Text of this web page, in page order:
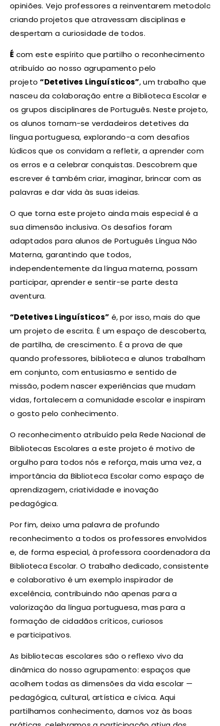
opiniões. Vejo professores a reinventarem
criando projetos que atravessam disciplinas e
despertam a curiosidade de todos.
É com este espírito que partilho o reconhecimento
atribuído ao nosso agrupamento pelo
projeto“Detetives Linguísticos”, um trabalho que
nasceu da colaboração entre a Biblioteca Escolar e
os grupos disciplinares de Português. Neste projeto,
os alunos tornam-se verdadeiros detetives da
língua portuguesa, explorando-a com desafios
lúdicos que os convidam a refletir, a aprender com
os erros e a celebrar conquistas. Descobrem que
escrever é também criar, imaginar, brincar com as
palavras e dar vida às suas ideias.
O que torna este projeto ainda mais especial é a
sua dimensão inclusiva. Os desafios foram
adaptados para alunos de Português Língua Não
Materna, garantindo que todos,
independentemente da língua materna, possam
participar, aprender e sentir-se parte desta
aventura.
“Detetives Linguísticos” é, por isso, mais do que
um projeto de escrita. É um espaço de descoberta,
de partilha, de crescimento. É a prova de que
quando professores, biblioteca e alunos trabalham
em conjunto, com entusiasmo e sentido de
missão, podem nascer experiências que mudam
vidas, fortalecem a comunidade escolar e inspiram
o gosto pelo conhecimento.
O reconhecimento atribuído pela Rede Nacional de
Bibliotecas Escolares a este projeto é motivo de
orgulho para todos nós e reforça, mais uma vez, a
importância da Biblioteca Escolar como espaço de
aprendizagem, criatividade e inovação
pedagógica.
Por fim, deixo uma palavra de profundo
reconhecimento a todos os professores envolvidos
e, de forma especial, à professora coordenadora da
Biblioteca Escolar. O trabalho dedicado, consistente
e colaborativo é um exemplo inspirador de
excelência, contribuindo não apenas para a
valorização da língua portuguesa, mas para a
formação de cidadãos críticos, curiosos
e participativos.
As bibliotecas escolares são o reflexo vivo da
dinâmica do nosso agrupamento: espaços que
acolhem todas as dimensões da vida escolar —
pedagógica, cultural, artística e cívica. Aqui
partilhamos conhecimento, damos voz às boas